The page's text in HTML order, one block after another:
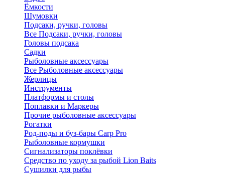
Ёмкости
Шумовки
Подсаки, ручки, головы
Все Подсаки, ручки, головы
Головы подсака
Садки
Рыболовные аксессуары
Все Рыболовные аксессуары
Жерлицы
Инструменты
Платформы и столы
Поплавки и Маркеры
Прочие рыболовные аксессуары
Рогатки
Род-поды и буз-бары Carp Pro
Рыболовные кормушки
Сигнализаторы поклёвки
Средство по уходу за рыбой Lion Baits
Сушилки для рыбы